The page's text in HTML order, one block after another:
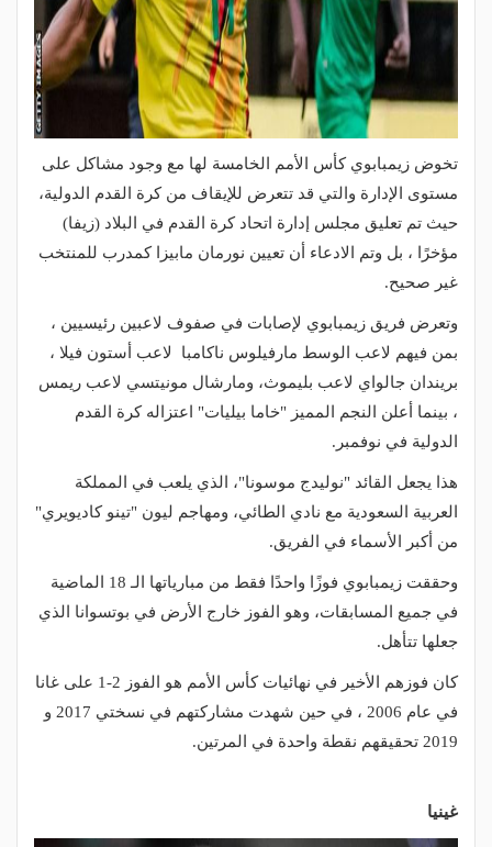
تخوض زيمبابوي كأس الأمم الخامسة لها مع وجود مشاكل على
مستوى الإدارة والتي قد تتعرض للإيقاف من كرة القدم الدولية،
حيث تم تعليق مجلس إدارة اتحاد كرة القدم في البلاد (زيفا)
مؤخرًا ، بل وتم الادعاء أن تعيين نورمان مابيزا كمدرب للمنتخب
غير صحيح.
وتعرض فريق زيمبابوي لإصابات في صفوف لاعبين رئيسيين ،
بمن فيهم لاعب الوسط مارفيلوس ناكامبا لاعب أستون فيلا ،
بريندان جالواي لاعب بليموث، ومارشال مونيتسي لاعب ريمس
، بينما أعلن النجم المميز "خاما بيليات" اعتزاله كرة القدم
الدولية في نوفمبر.
هذا يجعل القائد "نوليدج موسونا"، الذي يلعب في المملكة
العربية السعودية مع نادي الطائي، ومهاجم ليون "تينو كاديويري"
من أكبر الأسماء في الفريق.
وحققت زيمبابوي فوزًا واحدًا فقط من مبارياتها الـ 18 الماضية
في جميع المسابقات، وهو الفوز خارج الأرض في بوتسوانا الذي
جعلها تتأهل.
كان فوزهم الأخير في نهائيات كأس الأمم هو الفوز 2-1 على غانا
في عام 2006 ، في حين شهدت مشاركتهم في نسختي 2017 و
2019 تحقيقهم نقطة واحدة في المرتين.
غينيا